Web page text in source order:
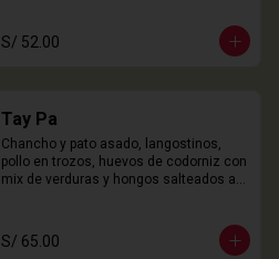
S/ 52.00
Tay Pa
Chancho y pato asado, langostinos,
pollo en trozos, huevos de codorniz con
mix de verduras y hongos salteados al
S/ 65.00